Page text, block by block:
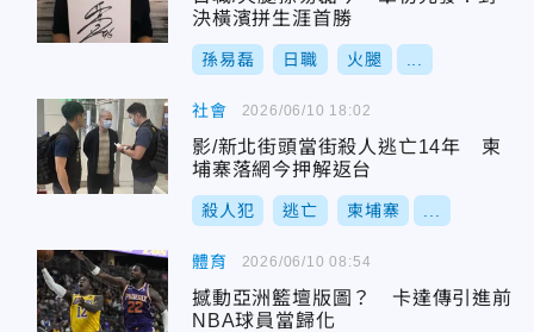
決橫濱拼生涯首勝
孫易磊 日職 火腿
社會
影/新北街頭當街殺人逃亡14年 柬
埔寨落網今押解返台
殺人犯 逃亡 柬埔寨
2026/06/10 18:02
體育
撼動亞洲籃壇版圖？ 卡達傳引進前
NBA球員當歸化
2026/06/10 08:54